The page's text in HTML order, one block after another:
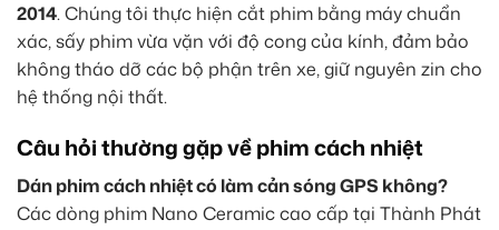
2014. Chúng tôi thực hiện cắt phim bằng máy chuẩn
xác, sấy phim vừa vặn với độ cong của kính, đảm bảo
không tháo dỡ các bộ phận trên xe, giữ nguyên zin cho
hệ thống nội thất.
Câu hỏi thường gặp về phim cách nhiệt
Dán phim cách nhiệt có làm cản sóng GPS không?
Các dòng phim Nano Ceramic cao cấp tại Thành Phát